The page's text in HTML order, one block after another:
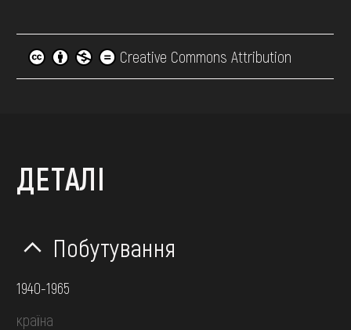
Creative Commons Attribution
ДЕТАЛІ
Побутування
1940-1965
країна